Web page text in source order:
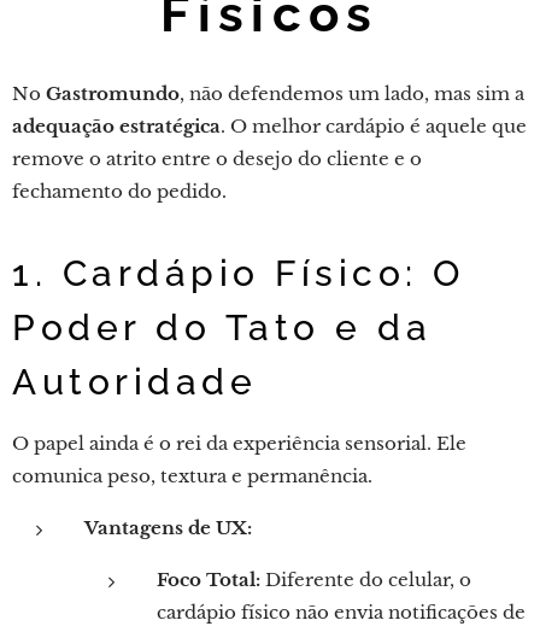
Físicos
No Gastromundo, não defendemos um lado, mas sim a
adequação estratégica. O melhor cardápio é aquele que
remove o atrito entre o desejo do cliente e o
fechamento do pedido.
1. Cardápio Físico: O
Poder do Tato e da
Autoridade
O papel ainda é o rei da experiência sensorial. Ele
comunica peso, textura e permanência.
Vantagens de UX:
Foco Total: Diferente do celular, o
cardápio físico não envia notificações de